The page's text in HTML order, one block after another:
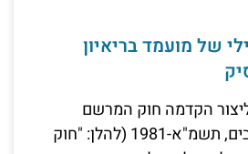
של מועמד בריאיון
הקדמה חוק המרשם
הפלילי ותקנת השבים, תשמ"א-1981 (להלן: "חוק